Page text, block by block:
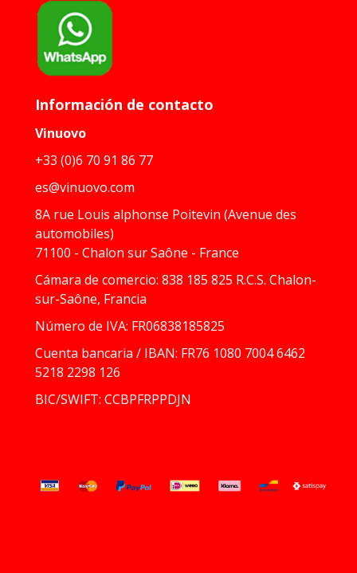
Información de contacto
Vinuovo
+33 (0)6 70 91 86 77
es@vinuovo.com
8A rue Louis alphonse Poitevin (Avenue des
automobiles)
71100 - Chalon sur Saône - France
Cámara de comercio: 838 185 825 R.C.S. Chalon-
sur-Saône, Francia
Número de IVA: FR06838185825
Cuenta bancaria / IBAN: FR76 1080 7004 6462
5218 2298 126
BIC/SWIFT: CCBPFRPPDJN